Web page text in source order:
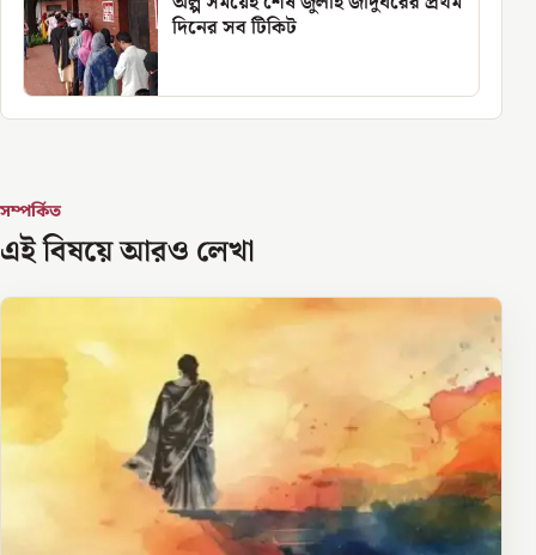
দিনের সব টিকিট
সম্পর্কিত
এই বিষয়ে আরও লেখা